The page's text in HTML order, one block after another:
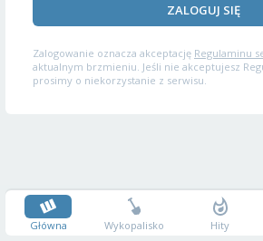
ZALOGUJ SIĘ
Zalogowanie oznacza akceptację Regulaminu
aktualnym brzmieniu. Jeśli nie akceptujesz
prosimy o niekorzystanie z serwisu.
Główna Wykopalisko Hity